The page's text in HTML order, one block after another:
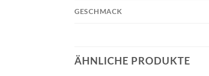
GESCHMACK
ÄHNLICHE PRODUKTE